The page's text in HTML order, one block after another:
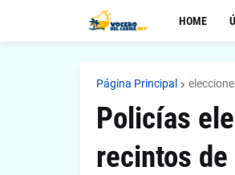
HOME
Página Principal
Policías
recintos